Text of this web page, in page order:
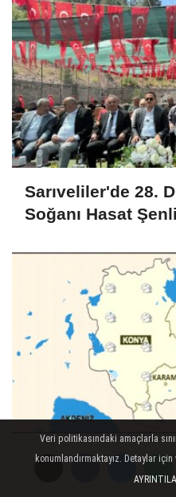
Sarıveliler'de 28.
Soğanı Hasat
Karaman'da 26
Durumu: Parçalı
Veri politikasındaki amaçlarla
konumlandırmaktayız. Detaylar